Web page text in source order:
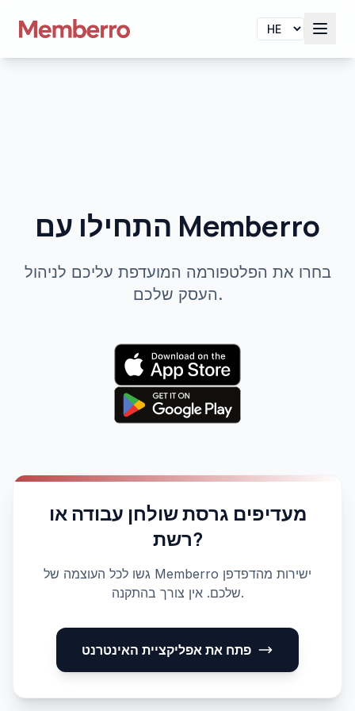
התחילו עם Memberro
בחרו את הפלטפורמה המועדפת עליכם לניהול
העסק שלכם.
מעדיפים גרסת שולחן עבודה או
רשת?
גשו לכל העוצמה של Memberro ישירות מהדפדפן
שלכם. אין צורך בהתקנה.
פתח את אפליקציית האינטרנט